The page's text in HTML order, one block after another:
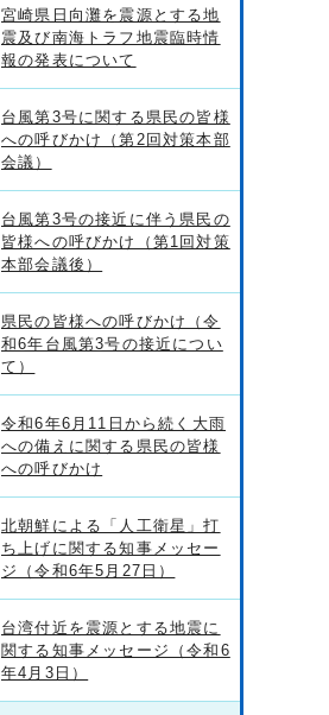
宮崎県日向灘を震源とする地
震及び南海トラフ地震臨時情
報の発表について
台風第3号に関する県民の皆様
への呼びかけ（第2回対策本部
会議）
台風第3号の接近に伴う県民の
皆様への呼びかけ（第1回対策
本部会議後）
県民の皆様への呼びかけ（令
和6年台風第3号の接近につい
て）
令和6年6月11日から続く大雨
への備えに関する県民の皆様
への呼びかけ
北朝鮮による「人工衛星」打
ち上げに関する知事メッセー
ジ（令和6年5月27日）
台湾付近を震源とする地震に
関する知事メッセージ（令和6
年4月3日）